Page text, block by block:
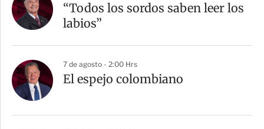
“Todos los sordos saben leer los
labios”
7 de agosto - 2:00 Hrs
El espejo colombiano